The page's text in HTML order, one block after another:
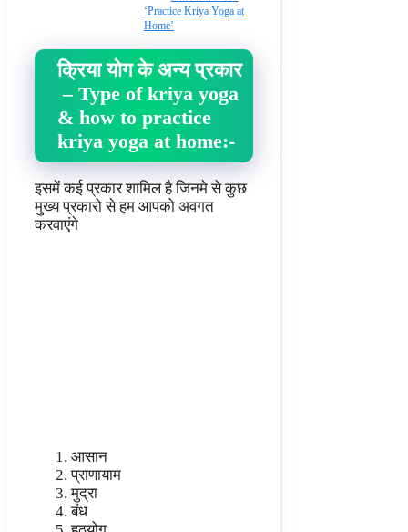
‘Practice Kriya Yoga at
Home’
क्रिया योग के अन्य प्रकार
– Type of kriya yoga
& how to practice
kriya yoga at home:-
इसमें कई प्रकार शामिल है जिनमे से कुछ
मुख्य प्रकारो से हम आपको अवगत
करवाएंगे
आसान
प्राणायाम
मुद्रा
बंध